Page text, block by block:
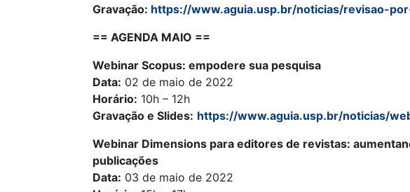
Gravação: https://www.aguia.usp.br/noticias/revisao-
== AGENDA MAIO ==
Webinar Scopus: empodere sua pesquisa
Data: 02 de maio de 2022
Horário: 10h – 12h
Gravação e Slides: https://www.aguia.usp.br/noticias/
Webinar Dimensions para editores de revistas:
publicações
Data: 03 de maio de 2022